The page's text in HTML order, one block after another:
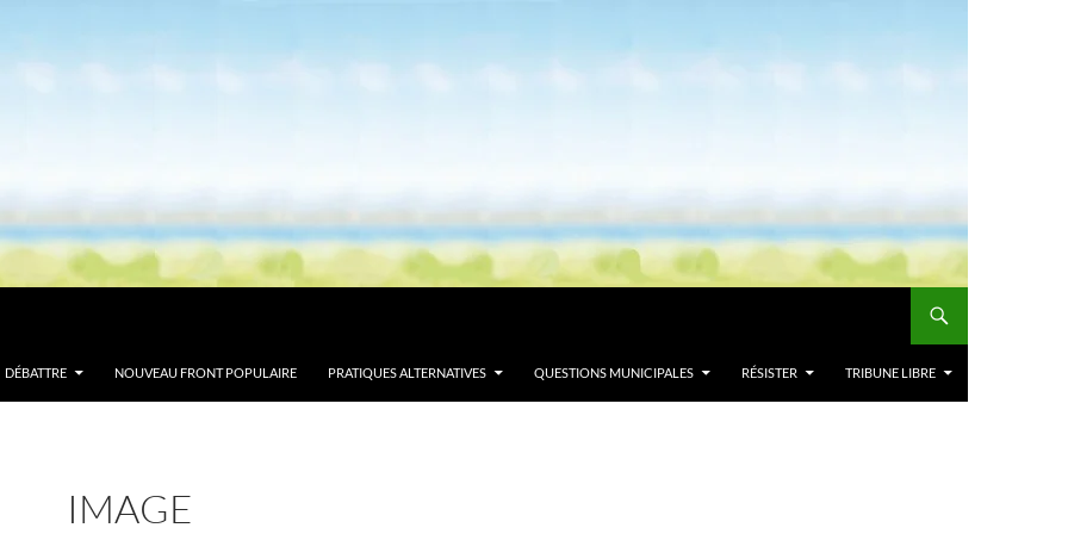
DÉBATTRE NOUVEAU FRONT POPULAIRE PRATIQUES ALTERNATIVES QUESTIONS MUNICIPALES RÉSISTER TRIBUNE LIBRE
IMAGE